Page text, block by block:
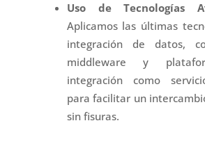
Uso de Tecnologías
Aplicamos las últimas
integración de datos,
middleware y
integración como
para facilitar un
sin fisuras.